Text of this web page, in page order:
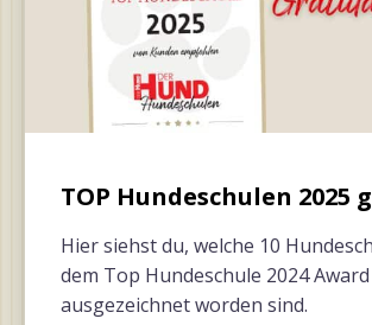
TOP Hundeschulen 2025
Hier siehst du, welche 10
dem Top Hundeschule 2024 Award
ausgezeichnet worden sind.